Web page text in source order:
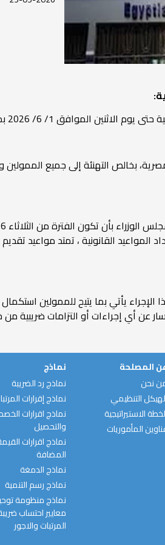
6/ 2026 بمناسبة إجازة عيد الأضحى المبارك
بخالص التهنئة إلى جميع الممولين
المواعيد القانونية ، تمتد مواعيد
يأتي بما يتيح للممولين استكمال
أي إجراءات أو التزامات ضريبية من
المصلحة
نحن
التنظيمي
الاستيراتيجية
المأموريات
نماذج
نماذج رد الضريبة
نماذج إقرارات
نماذج اقرارات
والتحصيل
نماذج اقرارات
المضافة
نماذج الدمغة
نماذج رسم التنمية
نماذج منظومة
معايير احتساب
المرتبات والاجور